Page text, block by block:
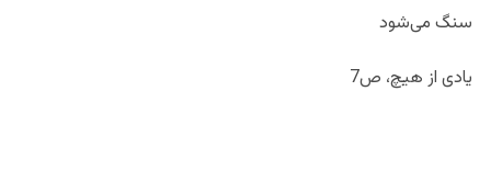
سنگ می‌شود
یادی از هیچ، ص7